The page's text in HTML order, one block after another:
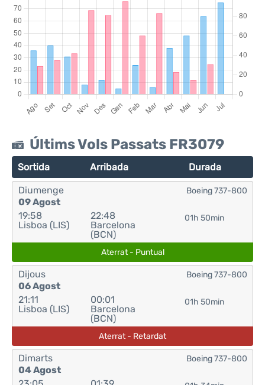
Últims Vols Passats FR3079
Sortida Arribada Durada
Diumenge
09 Agost
19:58
Lisboa (LIS)
22:48
Barcelona
(BCN)
01h 50min
Boeing 737-800
Aterrat - Puntual
Dijous
06 Agost
21:11
Lisboa (LIS)
00:01
Barcelona
(BCN)
01h 50min
Boeing 737-800
Aterrat - Retardat
Dimarts
04 Agost
Boeing 737-800